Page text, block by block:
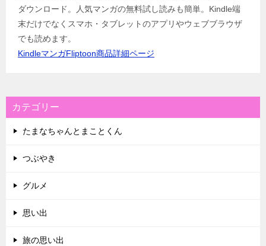
ダウンロード。人気マンガの無料試し読みも簡単。Kindle端
末だけでなくスマホ・タブレットのアプリやウェブブラウザ
でも読めます。
KindleマンガFliptoon商品詳細ページ
カテゴリー
たまなちゃんとまことくん
つぶやき
グルメ
思い出
旅の思い出